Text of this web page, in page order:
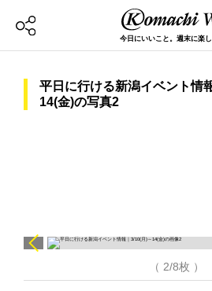
今日にいいこと。週末に楽し
平日に行ける新潟イベント情
14(金)の写真2
（ 2/8枚 ）